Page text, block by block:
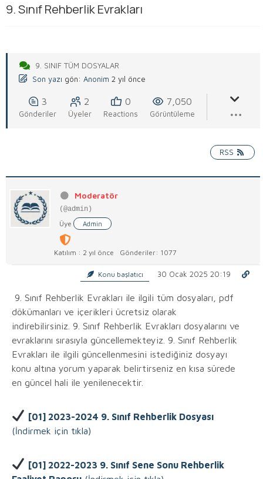
9. Sınıf Rehberlik Evrakları
9. SINIF TÜM DOSYALAR
Son yazı gön: Anonim 2 yıl önce
3
Gönderiler
2
Üyeler
0
Reactions
7,050
Görüntüleme
RSS
Moderatör
(@admin)
Üye Admin
Katılım : 2 yıl önce Gönderiler: 1077
Konu başlatıcı 30 Ocak 2025 20:19
9. Sınıf Rehberlik Evrakları ile ilgili tüm dosyaları, pdf
dökümanları ve içerikleri ücretsiz olarak
indirebilirsiniz. 9. Sınıf Rehberlik Evrakları dosyalarını ve
evraklarını sırasıyla güncellemekteyiz. 9. Sınıf Rehberlik
Evrakları ile ilgili güncellenmesini istediğiniz dosyayı
konu altına yorum yaparak belirtirseniz en kısa sürede
en güncel hali ile yenilenecektir.
[01] 2023-2024 9. Sınıf Rehberlik Dosyası
(İndirmek için tıkla)
[01] 2022-2023 9. Sınıf Sene Sonu Rehberlik